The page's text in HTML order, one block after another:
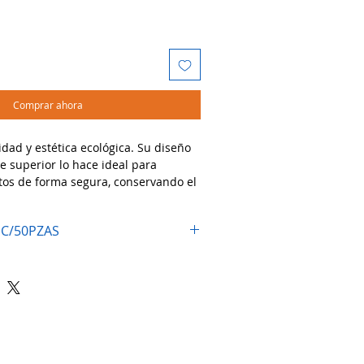
Comprar ahora
y estética ecológica. Su diseño
superior lo hace ideal para
de forma segura, conservando el
pasta, ensaladas,
50PZAS